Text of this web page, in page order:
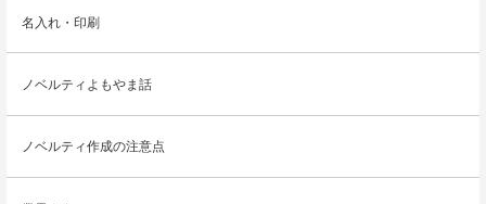
名入れ・印刷
ノベルティよもやま話
ノベルティ作成の注意点